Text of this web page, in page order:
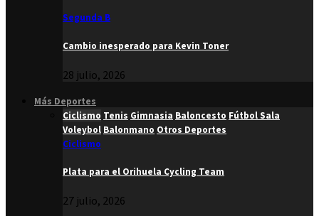
Segunda B
Cambio inesperado para Kevin Toner
28 julio, 2026
Más Deportes
Ciclismo Tenis Gimnasia Baloncesto Fútbol Sala
Voleybol Balonmano Otros Deportes
Ciclismo
Plata para el Orihuela Cycling Team
27 julio, 2026